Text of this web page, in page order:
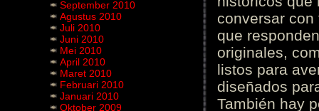
September 2010
Agustus 2010
Juli 2010
Juni 2010
Mei 2010
April 2010
Maret 2010
Februari 2010
Januari 2010
Oktober 2009
conversar
que
originales,
listos para
diseñados
También hay